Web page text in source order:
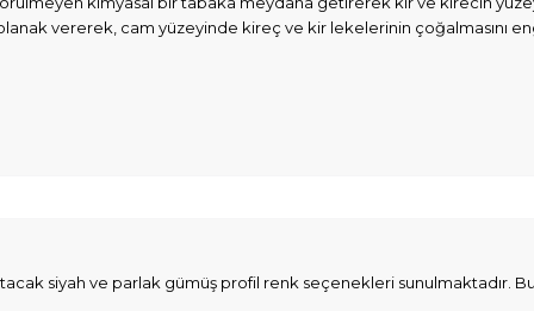
olanak vererek, cam yüzeyinde kireç ve kir lekelerinin çoğalmasını
siyah ve parlak gümüş profil renk seçenekleri